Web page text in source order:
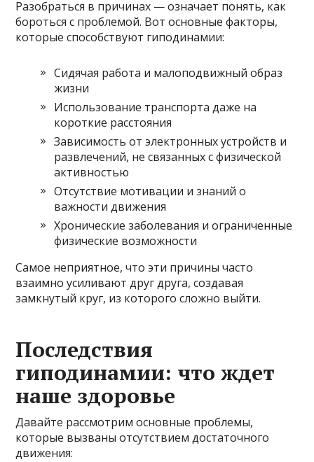
Разобраться в причинах — означает понять, как
бороться с проблемой. Вот основные факторы,
которые способствуют гиподинамии:
Сидячая работа и малоподвижный образ
жизни
Использование транспорта даже на
короткие расстояния
Зависимость от электронных устройств и
развлечений, не связанных с физической
активностью
Отсутствие мотивации и знаний о
важности движения
Хронические заболевания и ограниченные
физические возможности
Самое неприятное, что эти причины часто
взаимно усиливают друг друга, создавая
замкнутый круг, из которого сложно выйти.
Последствия
гиподинамии: что ждет
наше здоровье
Давайте рассмотрим основные проблемы,
которые вызваны отсутствием достаточного
движения: